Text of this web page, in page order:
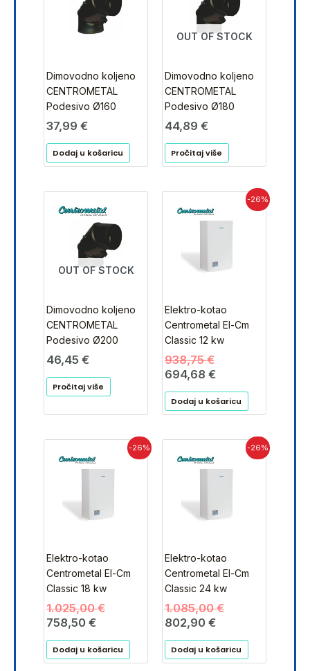
Dimovodno koljeno
CENTROMETAL
Podesivo Ø160
37,99 €
Dodaj u košaricu
OUT OF STOCK
Dimovodno koljeno
CENTROMETAL
Podesivo Ø180
44,89 €
Pročitaj više
OUT OF STOCK
Dimovodno koljeno
CENTROMETAL
Podesivo Ø200
46,45 €
Pročitaj više
-26%
Elektro-kotao
Centrometal El-Cm
Classic 12 kw
938,75€
Izvorna
cijena
bila
694,68 €
Trenutna
je:
Dodaj u košaricu
-26%
Elektro-kotao
Centrometal El-Cm
Classic 18 kw
1.025,00€
Izvorna
cijena
bila
758,50 €
Trenutna
cijena
je:
Dodaj u košaricu
-26%
Elektro-kotao
Centrometal El-Cm
Classic 24 kw
1.085,00€
Izvorna
cijena
bila
802,90 €
Trenutna
je:
Dodaj u košaricu